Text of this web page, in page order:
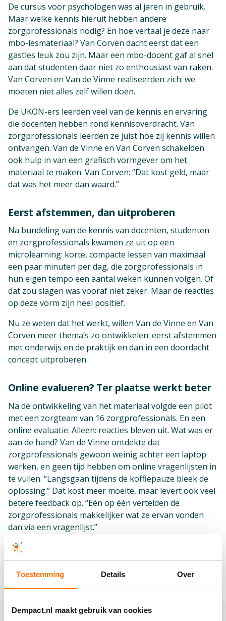
Toestemming Details Over
Dempact.nl maakt gebruik van cookies
De cursus voor psychologen was al jaren in gebruik.
Maar welke kennis hieruit hebben andere
zorgprofessionals nodig? En hoe vertaal je deze naar
mbo-lesmateriaal? Van Corven dacht eerst dat een
gastles leuk zou zijn. Maar een mbo-docent gaf al snel
aan dat studenten daar niet zo enthousiast van raken.
Van Corven en Van de Vinne realiseerden zich: we
moeten niet alles zelf willen doen.
De UKON-ers leerden veel van de kennis en ervaring
die docenten hebben rond kennisoverdracht. Van
zorgprofessionals leerden ze juist hoe zij kennis willen
ontvangen. Van de Vinne en Van Corven schakelden
ook hulp in van een grafisch vormgever om het
materiaal te maken. Van Corven: “Dat kost geld, maar
dat was het meer dan waard.”
Eerst afstemmen, dan uitproberen
Na bundeling van de kennis van docenten, studenten
en zorgprofessionals kwamen ze uit op een
microlearning: korte, compacte lessen van maximaal
een paar minuten per dag, die zorgprofessionals in
hun eigen tempo een aantal weken kunnen volgen. Of
dat zou slagen was vooraf niet zeker. Maar de reacties
op deze vorm zijn heel positief.
Nu ze weten dat het werkt, willen Van de Vinne en Van
Corven meer thema’s zo ontwikkelen: eerst afstemmen
met onderwijs en de praktijk en dan in een doordacht
concept uitproberen.
Online evalueren? Ter plaatse werkt beter
Na de ontwikkeling van het materiaal volgde een pilot
met een zorgteam van 16 zorgprofessionals. En een
online evaluatie. Alleen: reacties bleven uit. Wat was er
aan de hand? Van de Vinne ontdekte dat
zorgprofessionals gewoon weinig achter een laptop
werken, en geen tijd hebben om online vragenlijsten in
te vullen. “Langsgaan tijdens de koffiepauze bleek de
oplossing.” Dat kost meer moeite, maar levert ook veel
betere feedback op. “Eén op één vertelden de
zorgprofessionals makkelijker wat ze ervan vonden
dan via een vragenlijst.”
Check de microlearning: ukonnetwerk.nl
Check het onderwijsmateriaal: ukonnetwerk.nl